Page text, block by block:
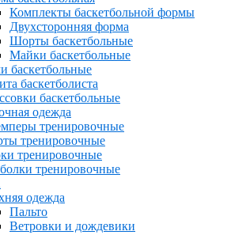
Комплекты баскетбольной формы
Двухсторонняя форма
Шорты баскетбольные
Майки баскетбольные
баскетбольные
баскетболиста
баскетбольные
одежда
тренировочные
тренировочные
тренировочные
тренировочные
одежда
Пальто
Ветровки и дождевики